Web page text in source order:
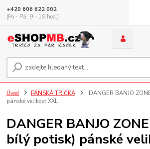
+420 606 622 002
(Po - Pá, 9 - 18 hod.)
Úvod PÁNSKÁ TRIČKA
DANGER BANJO
pánské velikost XXL
DANGER BANJO
bílý potisk) pánské